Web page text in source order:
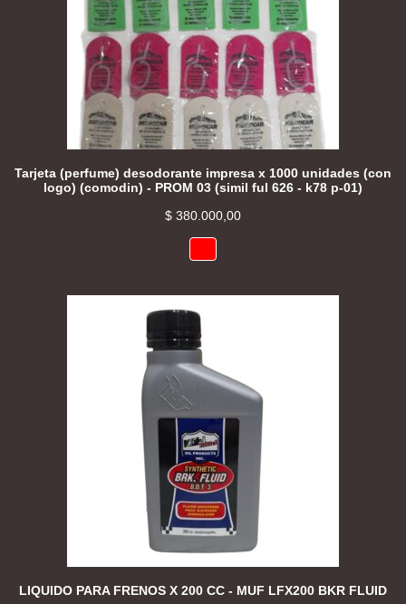
Tarjeta (perfume) desodorante impresa x 1000 unidades (con
logo) (comodin) - PROM 03 (simil ful 626 - k78 p-01)
$ 380.000,00
LIQUIDO PARA FRENOS X 200 CC - MUF LFX200 BKR FLUID